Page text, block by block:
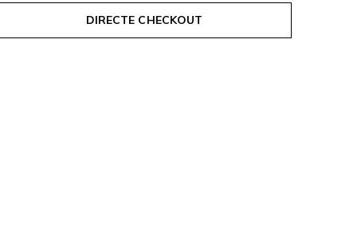
DIRECTE CHECKOUT